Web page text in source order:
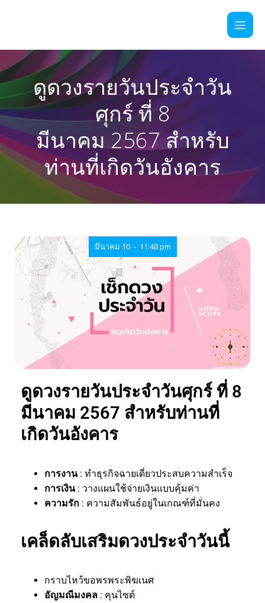
ดูดวงรายวันประจำวัน
ศุกร์ ที่ 8
มีนาคม 2567 สำหรับ
ท่านที่เกิดวันอังคาร
มีนาคม 10 - 11:48 pm
ดูดวงรายวันประจำวันศุกร์ ที่ 8
มีนาคม 2567 สำหรับท่านที่
เกิดวันอังคาร
การงาน: ทำธุรกิจฉายเดี่ยวประสบความสำเร็จ
การเงิน: วางแผนใช้จ่ายเงินแบบคุ้มค่า
ความรัก : ความสัมพันธ์อยู่ในเกณฑ์ที่มั่นคง
เคล็ดลับเสริมดวงประจำวันนี้
กราบไหว้ขอพรพระพิฆเนศ
อัญมณีมงคล : คุนไซต์